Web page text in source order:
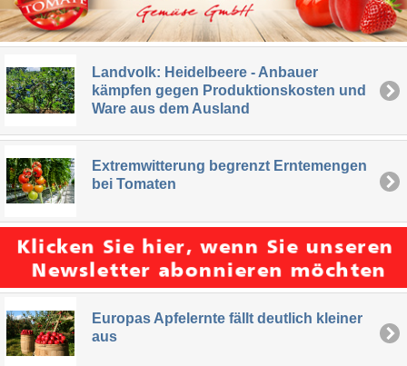
Landvolk: Heidelbeere - Anbauer
kämpfen gegen Produktionskosten und
Ware aus dem Ausland
Extremwitterung begrenzt Erntemengen
bei Tomaten
Europas Apfelernte fällt deutlich kleiner
aus